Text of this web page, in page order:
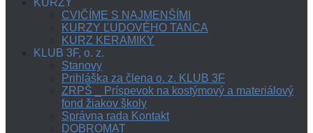
KURZY
CVIČÍME S NAJMENŠÍMI
KURZY ĽUDOVÉHO TANCA
KURZ KERAMIKY
KLUB 3F, o. z.
Stanovy
Prihláška za člena o. z. KLUB 3F
ZRPŠ _ Príspevok na kostýmový a materiálový
fond žiakov školy
Správna rada Kontakt
DOBROMAT